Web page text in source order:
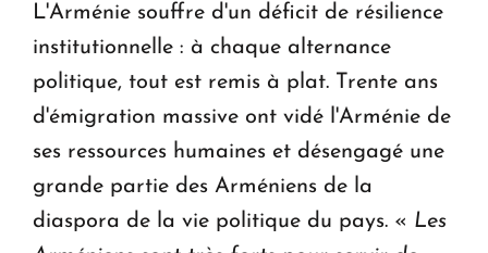
L'Arménie souffre d'un déficit de résilience
institutionnelle : à chaque alternance
politique, tout est remis à plat. Trente ans
d'émigration massive ont vidé l'Arménie de
ses ressources humaines et désengagé une
grande partie des Arméniens de la
diaspora de la vie politique du pays. « Les